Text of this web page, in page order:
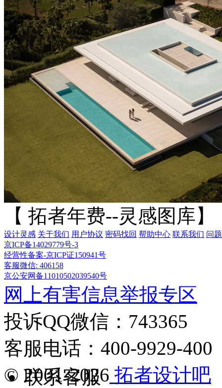
【 拓者年费--灵感图库】
设计灵感 关于我们 用户协议 密码找回 帮助中心 联系我们 问
京ICP备14029779号-3
经营性备案-京ICP证150941号
客服微信: 406158
京公安网备11010502039540号
网上有害信息举报专区
投诉QQ微信：743365
客服电话：400-9929-400
© 2001-2026 拓者设计吧
联系客服